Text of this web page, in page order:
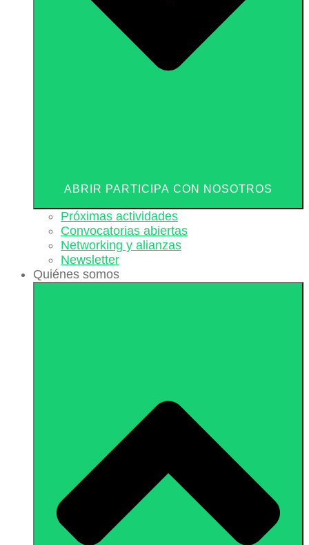
ABRIR PARTICIPA CON NOSOTROS
Próximas actividades
Convocatorias abiertas
Networking y alianzas
Newsletter
Quiénes somos